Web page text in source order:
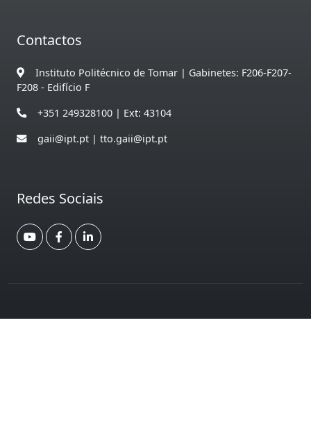
Contactos
Instituto Politécnico de Tomar | Gabinetes: F206-F207-
F208 - Edifício F
+351 249328100 | Ext: 43104
gaii@ipt.pt | tto.gaii@ipt.pt
Redes Sociais